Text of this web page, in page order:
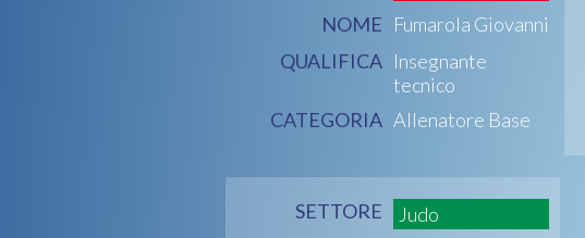
NOME Fumarola Giovanni
QUALIFICA Insegnante
tecnico
CATEGORIA Allenatore Base
SETTORE
Judo